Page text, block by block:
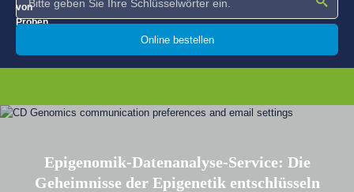
Online bestellen
Epigenomik-Datenanalyse-Service: Die
Geheimnisse der Epigenetik entschlüsseln